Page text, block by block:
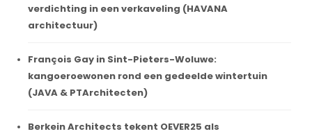
verdichting in een verkaveling (HAVANA
architectuur)
François Gay in Sint-Pieters-Woluwe:
kangoeroewonen rond een gedeelde wintertuin
(JAVA & PTArchitecten)
Berkein Architects tekent OEVER25 als